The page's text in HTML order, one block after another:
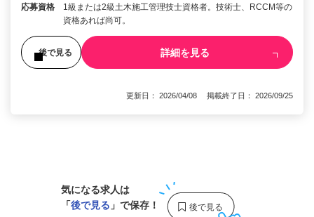
応募資格
1級または2級土木施工管理技士資格者。技術士、RCCM等の
資格あれば尚可。
後で見る 詳細を見る
更新日： 2026/04/08 掲載終了日： 2026/09/25
気になる求人は
「後で見る 」で保存！